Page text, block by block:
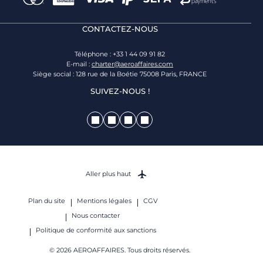
CONTACTEZ-NOUS
Téléphone : +33 1 44 09 91 82
E-mail : charter@aeroaffaires.com
Siège social : 128 rue de la Boétie 75008 Paris, FRANCE
SUIVEZ-NOUS !
Plan du site Mentions légales
CGV
Nous contacter
Politique de conformité aux sanctions
© 2026 AEROAFFAIRES. Tous droits réservés.
Aller plus haut